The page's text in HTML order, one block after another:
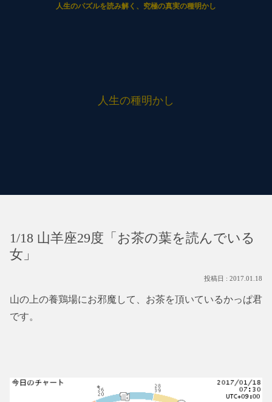
人生の種明かし
人生のパズルを読み解く、究極の真実の種明かし
1/18 山羊座29度「お茶の葉を読んでいる
女」
2017.01.18
山の上の養鶏場にお邪魔して、お茶を頂いているかっぱ君
です。